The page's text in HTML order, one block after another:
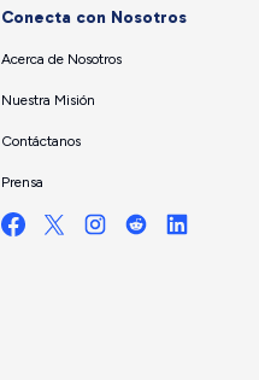
Conecta con Nosotros
Acerca de Nosotros
Nuestra Misión
Contáctanos
Prensa